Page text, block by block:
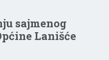
sajmenog
Lanišće